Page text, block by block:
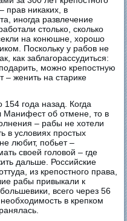
прав никаких, в
иногда развлечение
столько, сколько
на конюшне, хорошо
Поскольку у рабов не
как заблагорассудиться:
можно крепостную
– женить на старике
года назад. Когда
Манифест об отмене, то в
– рабы не хотели
в условиях простых
любит, побьет –
своей головой – где
дальше. Российские
из крепостного права,
рабы привыкали к
всего через 56
в крепком